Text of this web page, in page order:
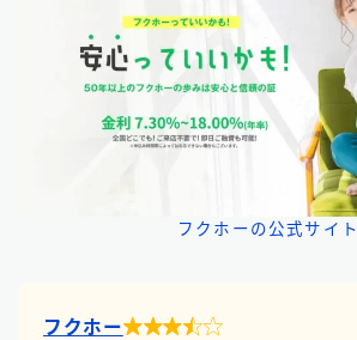
フクホーの公式サイト
フクホー